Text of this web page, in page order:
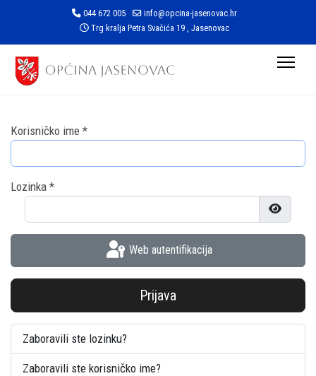
044 672 005
info@opcina-jasenovac.hr
Trg kralja Petra Svačića 19 , Jasenovac
Korisničko ime *
Lozinka *
Prikaži
Web autentifikacija
Prijava
Zaboravili ste lozinku?
Zaboravili ste korisničko ime?